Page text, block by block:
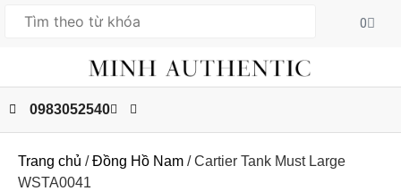
0
0983052540
Trang chủ /Đồng Hồ Nam / Cartier Tank Must Large
WSTA0041